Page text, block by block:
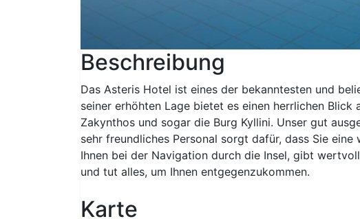
Beschreibung
Das Asteris Hotel ist eines der bekanntesten und
seiner erhöhten Lage bietet es einen herrlichen Blick
Zakynthos und sogar die Burg Kyllini. Unser gut
sehr freundliches Personal sorgt dafür, dass Sie
Ihnen bei der Navigation durch die Insel, gibt
und tut alles, um Ihnen entgegenzukommen.
Karte